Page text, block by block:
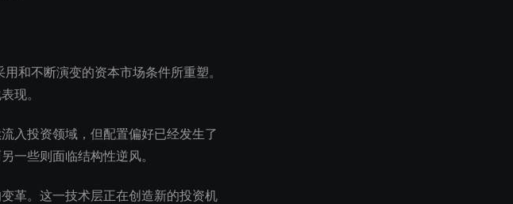
和不断演变的资本市场条件所重塑。
现。
入投资领域，但配置偏好已经发生了
一些则面临结构性逆风。
革。这一技术层正在创造新的投资机